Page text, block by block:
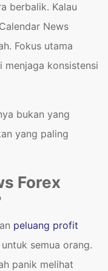
berbalik. Kalau
News
Fokus utama
konsistensi
bukan yang
yang paling
Forex
peluang profit
semua orang.
panik melihat